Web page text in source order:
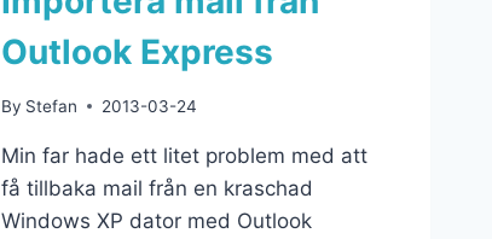
Outlook Express
By Stefan 2013-03-24
Min far hade ett litet problem med att
få tillbaka mail från en kraschad
Windows XP dator med Outlook